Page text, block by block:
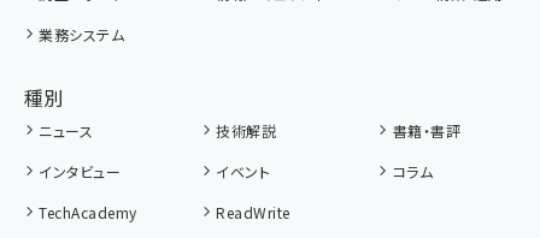
業務システム
種別
ニュース 技術解説
書籍・書評
インタビュー
イベント
コラム
TechAcademy
ReadWrite